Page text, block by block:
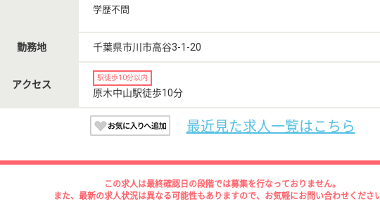
学歴不問
勤務地 千葉県市川市高谷3-1-20
アクセス
駅徒歩10分以内
原木中山駅徒歩10分
最近見た求人一覧はこちら
この求人は最終確認日の段階では募集を行なっておりません。
また、最新の求人状況は異なる可能性もありますので、お気軽にお問い合わせくださ